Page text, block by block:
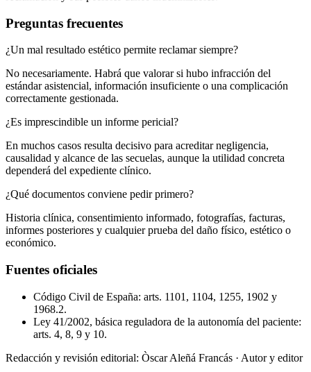
Preguntas frecuentes
¿Un mal resultado estético permite reclamar siempre?
No necesariamente. Habrá que valorar si hubo infracción del
estándar asistencial, información insuficiente o una complicación
correctamente gestionada.
¿Es imprescindible un informe pericial?
En muchos casos resulta decisivo para acreditar negligencia,
causalidad y alcance de las secuelas, aunque la utilidad concreta
dependerá del expediente clínico.
¿Qué documentos conviene pedir primero?
Historia clínica, consentimiento informado, fotografías, facturas,
informes posteriores y cualquier prueba del daño físico, estético o
económico.
Fuentes oficiales
Código Civil de España: arts. 1101, 1104, 1255, 1902 y
1968.2.
Ley 41/2002, básica reguladora de la autonomía del paciente:
arts. 4, 8, 9 y 10.
Redacción y revisión editorial: Òscar Aleñá Francás · Autor y editor